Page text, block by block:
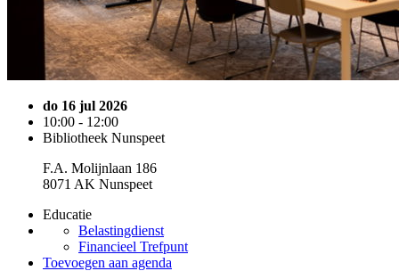
do 16 jul 2026
10:00 - 12:00
Bibliotheek Nunspeet
F.A. Molijnlaan 186
8071 AK Nunspeet
Educatie
Belastingdienst
Financieel Trefpunt
Toevoegen aan agenda